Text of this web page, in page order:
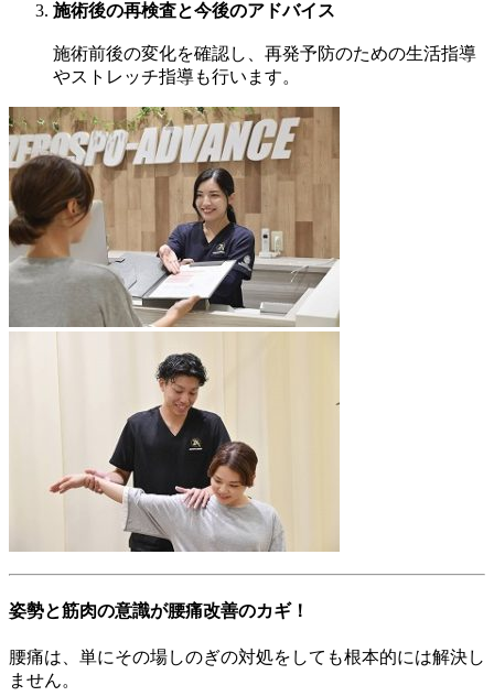
施術後の再検査と今後のアドバイス
施術前後の変化を確認し、再発予防のための生活指導
やストレッチ指導も行います。
姿勢と筋肉の意識が腰痛改善のカギ！
腰痛は、単にその場しのぎの対処をしても根本的には解決し
ません。